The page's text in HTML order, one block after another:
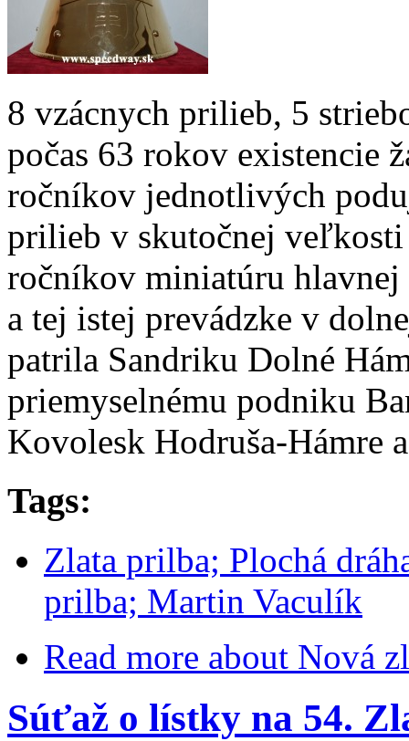
8 vzácnych prilieb, 5
počas 63 rokov existencie
ročníkov jednotlivých
prilieb v skutočnej
ročníkov miniatúru
a tej istej prevádzke v
patrila Sandriku Dolné
priemyselnému podniku
Kovolesk Hodruša-Hámre
Tags:
Zlata prilba; Plochá
prilba; Martin Vaculík
Read more about Nová
Súťaž o lístky na 54.